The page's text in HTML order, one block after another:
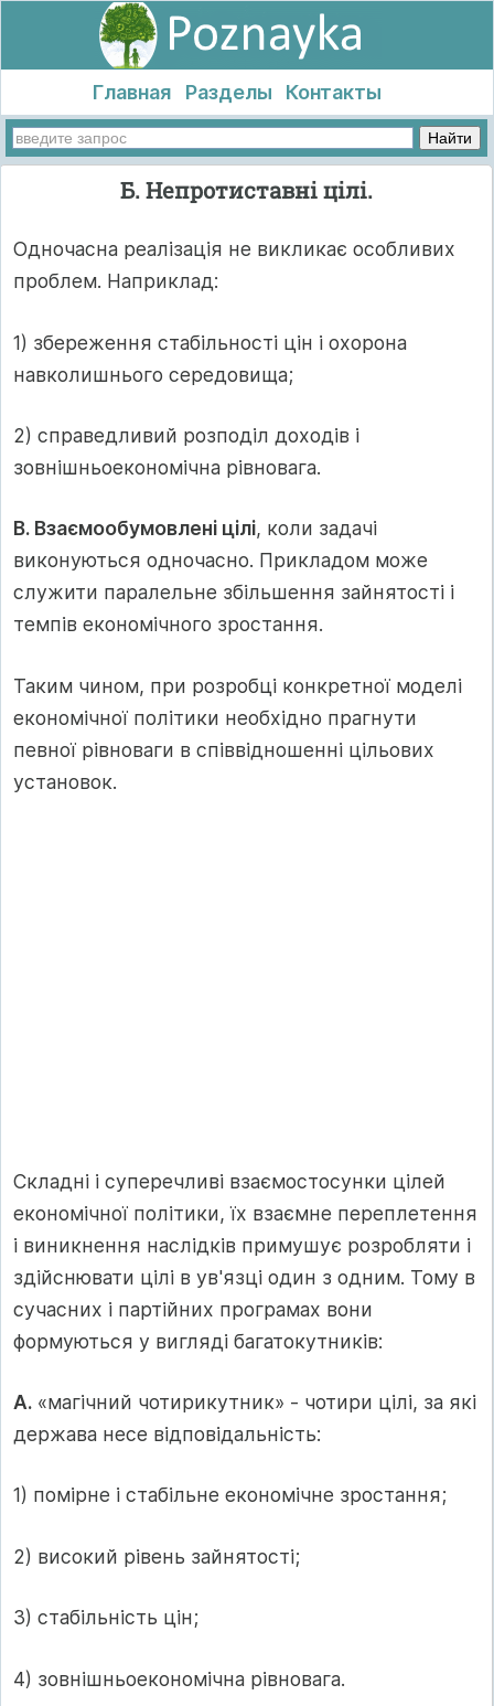
Главная Разделы Контакты
Б. Непротиставні цілі.
Одночасна реалізація не викликає особливих
проблем. Наприклад:
1) збереження стабільності цін і охорона
навколишнього середовища;
2) справедливий розподіл доходів і
зовнішньоекономічна рівновага.
В. Взаємообумовлені цілі, коли задачі
виконуються одночасно. Прикладом може
служити паралельне збільшення зайнятості і
темпів економічного зростання.
Таким чином, при розробці конкретної моделі
економічної політики необхідно прагнути
певної рівноваги в співвідношенні цільових
установок.
Складні і суперечливі взаємостосунки цілей
економічної політики, їх взаємне переплетення
і виникнення наслідків примушує розробляти і
здійснювати цілі в ув'язці один з одним. Тому в
сучасних і партійних програмах вони
формуються у вигляді багатокутників:
А. «магічний чотирикутник» - чотири цілі, за які
держава несе відповідальність:
1) помірне і стабільне економічне зростання;
2) високий рівень зайнятості;
3) стабільність цін;
4) зовнішньоекономічна рівновага.